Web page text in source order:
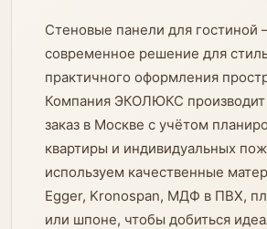
Стеновые панели для гостиной
современное решение для
практичного оформления
Компания ЭКОЛЮКС производит
заказ в Москве с учётом
квартиры и индивидуальных
используем качественные
Egger, Kronospan, МДФ в ПВХ,
или шпоне, чтобы добиться